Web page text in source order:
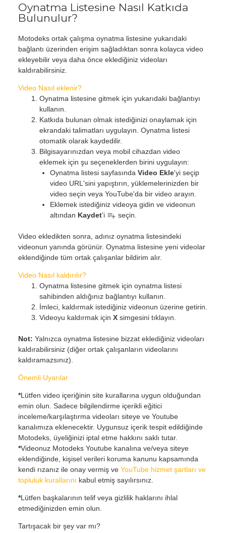
Oynatma Listesine Nasıl Katkıda
Bulunulur?
Motodeks ortak çalışma oynatma listesine yukarıdaki
bağlantı üzerinden erişim sağladıktan sonra kolayca video
ekleyebilir veya daha önce eklediğiniz videoları
kaldırabilirsiniz.
Video Nasıl eklenir?
Oynatma listesine gitmek için yukarıdaki bağlantıyı
kullanın.
Katkıda bulunan olmak istediğinizi onaylamak için
ekrandaki talimatları uygulayın. Oynatma listesi
otomatik olarak kaydedilir.
Bilgisayarınızdan veya mobil cihazdan video
eklemek için şu seçeneklerden birini uygulayın:
Oynatma listesi sayfasında Video Ekle'yi seçip
video URL'sini yapıştırın, yüklemelerinizden bir
video seçin veya YouTube'da bir video arayın.
Eklemek istediğiniz videoya gidin ve videonun
altından Kaydet'i seçin.
Video ekledikten sonra, adınız oynatma listesindeki
videonun yanında görünür. Oynatma listesine yeni videolar
eklendiğinde tüm ortak çalışanlar bildirim alır.
Video Nasıl kaldırılır?
Oynatma listesine gitmek için oynatma listesi
sahibinden aldığınız bağlantıyı kullanın.
İmleci, kaldırmak istediğiniz videonun üzerine getirin.
Videoyu kaldırmak için Xsimgesini tıklayın.
Not: Yalnızca oynatma listesine bizzat eklediğiniz videoları
kaldırabilirsiniz (diğer ortak çalışanların videolarını
kaldıramazsınız).
Önemli Uyarılar
*Lütfen video içeriğinin site kurallarına uygun olduğundan
emin olun. Sadece bilgilendirme içerikli eğitici
inceleme/karşılaştırma videoları siteye ve Youtube
kanalımıza eklenecektir. Uygunsuz içerik tespit edildiğinde
Motodeks, üyeliğinizi iptal etme hakkını saklı tutar.
*Videonuz Motodeks Youtube kanalına ve/veya siteye
eklendiğinde, kişisel verileri koruma kanunu kapsamında
kendi rızanız ile onay vermiş ve YouTube hizmet şartları ve
topluluk kurallarını kabul etmiş sayılırsınız.
*Lütfen başkalarının telif veya gizlilik haklarını ihlal
etmediğinizden emin olun.
Tartışacak bir şey var mı?